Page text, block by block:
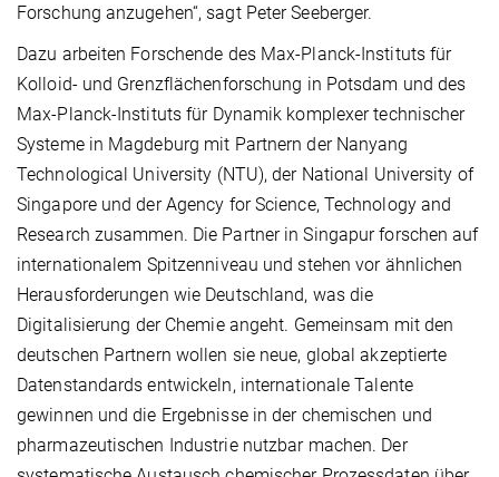
Forschung anzugehen“, sagt Peter Seeberger.
Dazu arbeiten Forschende des Max-Planck-Instituts für
Kolloid- und Grenzflächenforschung in Potsdam und des
Max-Planck-Instituts für Dynamik komplexer technischer
Systeme in Magdeburg mit Partnern der Nanyang
Technological University (NTU), der National University of
Singapore und der Agency for Science, Technology and
Research zusammen. Die Partner in Singapur forschen auf
internationalem Spitzenniveau und stehen vor ähnlichen
Herausforderungen wie Deutschland, was die
Digitalisierung der Chemie angeht. Gemeinsam mit den
deutschen Partnern wollen sie neue, global akzeptierte
Datenstandards entwickeln, internationale Talente
gewinnen und die Ergebnisse in der chemischen und
pharmazeutischen Industrie nutzbar machen. Der